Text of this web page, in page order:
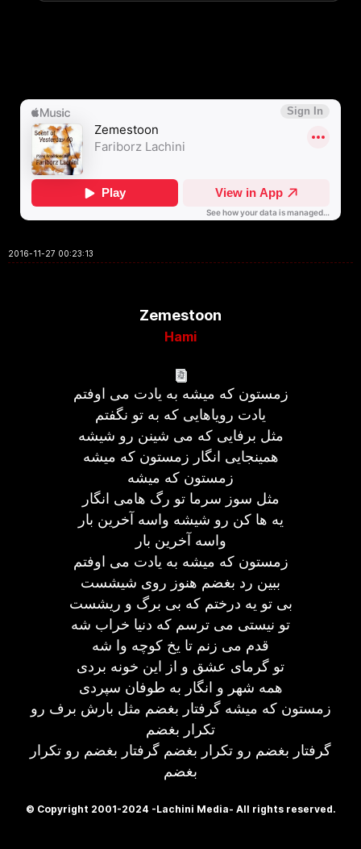
2016-11-27 00:23:13
Zemestoon
Hami
زمستون که میشه به یادت می اوفتم
یادت رویاهایی که به تو نگفتم
مثل برفایی که می شینن رو شیشه
همینجایی انگار زمستون که میشه
زمستون که میشه
مثل سوز سرما تو رگ هامی انگار
یه ها کن رو شیشه واسه آخرین بار
واسه آخرین بار
زمستون که میشه به یادت می اوفتم
ببین رد بغضم هنوز روی شیشست
بی تو یه درختم که بی برگ و ریشست
تو نیستی می ترسم که دنیا خراب شه
قدم می زنم تا یخ کوچه وا شه
تو گرمای عشق و از این خونه بردی
همه شهر و انگار به طوفان سپردی
زمستون که میشه گرفتار بغضم مثل بارش برف رو
تکرار بغضم
گرفتار بغضم رو تکرار بغضم گرفتار بغضم رو تکرار
بغضم
© Copyright 2001-2024 -Lachini Media- All rights reserved.